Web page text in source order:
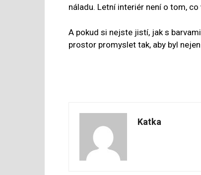
náladu. Letní interiér není o tom,
A pokud si nejste jistí, jak s
prostor promyslet tak, aby byl
Katka